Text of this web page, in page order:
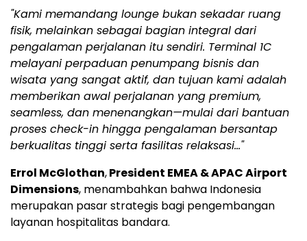
"Kami memandang lounge bukan sekadar ruang
fisik, melainkan sebagai bagian integral dari
pengalaman perjalanan itu sendiri. Terminal 1C
melayani perpaduan penumpang bisnis dan
wisata yang sangat aktif, dan tujuan kami adalah
memberikan awal perjalanan yang premium,
seamless, dan menenangkan—mulai dari bantuan
proses check-in hingga pengalaman bersantap
berkualitas tinggi serta fasilitas relaksasi…"
Errol McGlothan,President EMEA & APAC Airport
Dimensions, menambahkan bahwa Indonesia
merupakan pasar strategis bagi pengembangan
layanan hospitalitas bandara.